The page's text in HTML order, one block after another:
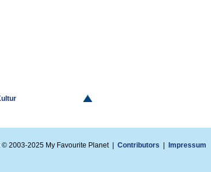
© 2003-2025 My Favourite Planet | Contributors Impressum